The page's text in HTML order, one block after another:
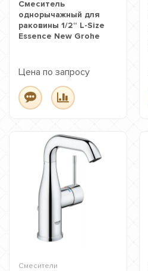
Смеситель
однорычажный для
раковины 1/2“ L-Size
Essence New Grohe
Цена по запросу
Смесители